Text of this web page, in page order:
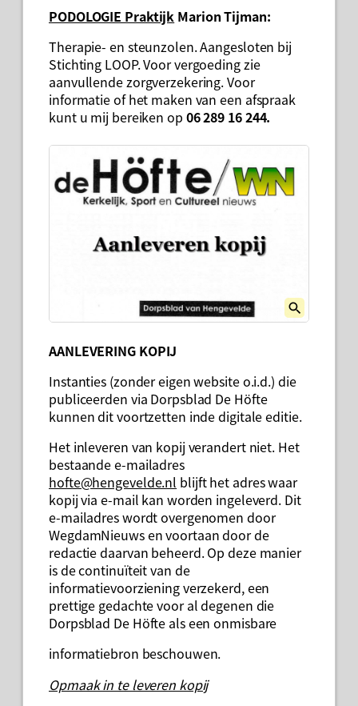
PODOLOGIE Praktijk Marion Tijman:
Therapie- en steunzolen. Aangesloten bij
Stichting LOOP. Voor vergoeding zie
aanvullende zorgverzekering. Voor
informatie of het maken van een afspraak
kunt u mij bereiken op 06 289 16 244.
AANLEVERING KOPIJ
Instanties (zonder eigen website o.i.d.) die
publiceerden via Dorpsblad De Höfte
kunnen dit voortzetten inde digitale editie.
Het inleveren van kopij verandert niet. Het
bestaande e-mailadres
hofte@hengevelde.nl blijft het adres waar
kopij via e-mail kan worden ingeleverd. Dit
e-mailadres wordt overgenomen door
WegdamNieuws en voortaan door de
redactie daarvan beheerd. Op deze manier
is de continuïteit van de
informatievoorziening verzekerd, een
prettige gedachte voor al degenen die
Dorpsblad De Höfte als een onmisbare
informatiebron beschouwen.
Opmaak in te leveren kopij